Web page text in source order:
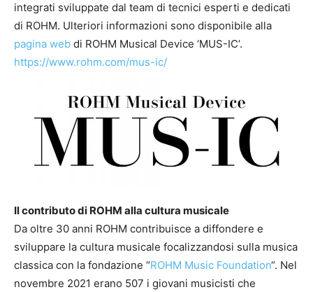
integrati sviluppate dal team di tecnici esperti e dedicati
di ROHM. Ulteriori informazioni sono disponibile alla
pagina web di ROHM Musical Device ‘MUS-IC’.
https://www.rohm.com/mus-ic/
Il contributo di ROHM alla cultura musicale
Da oltre 30 anni ROHM contribuisce a diffondere e
sviluppare la cultura musicale focalizzandosi sulla musica
classica con la fondazione “ROHM Music Foundation“. Nel
novembre 2021 erano 507 i giovani musicisti che